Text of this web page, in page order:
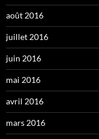
août 2016
juillet 2016
juin 2016
mai 2016
avril 2016
mars 2016